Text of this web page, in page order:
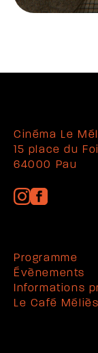
Cinéma Le
15 place du
64000 Pau
Programme
Évènements
Informations
Le Café Méliès